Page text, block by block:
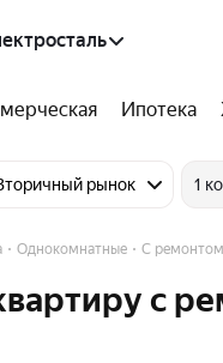
Ипотека
рынок 1
Однокомнатные С
с